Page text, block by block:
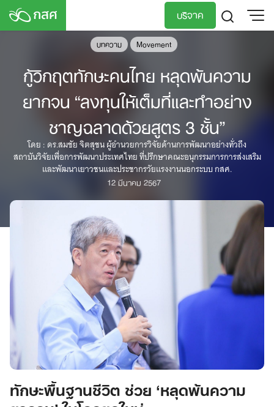
Skip
บริจาค
บทความ Movement
กู้วิกฤตทักษะคนไทย หลุดพ้นความ
ยากจน “ลงทุนให้เต็มที่และทำอย่าง
ชาญฉลาดด้วยสูตร 3 ชั้น”
โดย : ดร.สมชัย จิตสุชน ผู้อำนวยการวิจัยด้านการพัฒนาอย่างทั่วถึง
สถาบันวิจัยเพื่อการพัฒนาประเทศไทย ที่ปรึกษาคณะอนุกรรมการการส่งเสริม
และพัฒนาเยาวชนและประชากรวัยแรงงานนอกระบบ กสศ.
12 มีนาคม 2567
ทักษะพื้นฐานชีวิต ช่วย ‘หลุดพ้นความ